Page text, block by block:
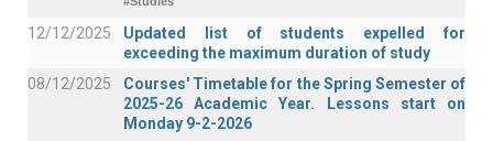
12/12/2025
Updated list of students expelled for
exceeding the maximum duration of study
08/12/2025
Courses' Timetable for the Spring Semester of
2025-26 Academic Year. Lessons start on
Monday 9-2-2026